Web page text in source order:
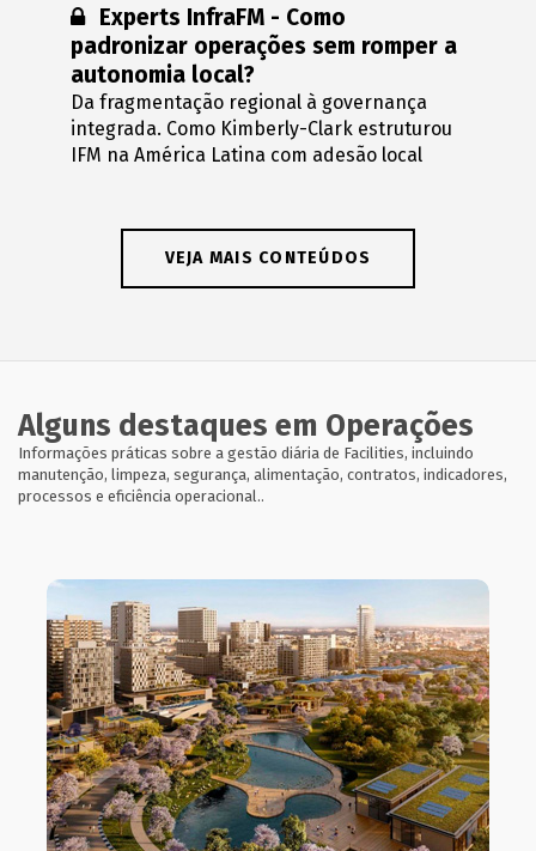
Conteúdo restrito:
Experts InfraFM - Como
padronizar operações sem romper a
autonomia local?
Da fragmentação regional à governança
integrada. Como Kimberly-Clark estruturou
IFM na América Latina com adesão local
VEJA MAIS CONTEÚDOS
Alguns destaques em Operações
Informações práticas sobre a gestão diária de Facilities, incluindo
manutenção, limpeza, segurança, alimentação, contratos, indicadores,
processos e eficiência operacional..